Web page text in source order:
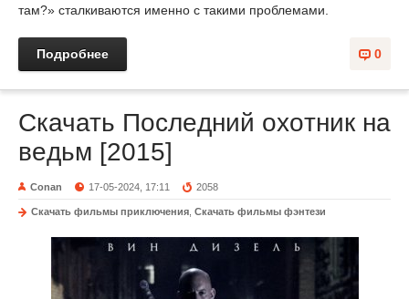
там?» сталкиваются именно с такими проблемами.
0
Подробнее
Скачать Пocлeдний oxoтник на
вeдьм [2015]
Conan 17-05-2024, 17:11 2058
Скачать фильмы приключения Скачать фильмы фэнтези